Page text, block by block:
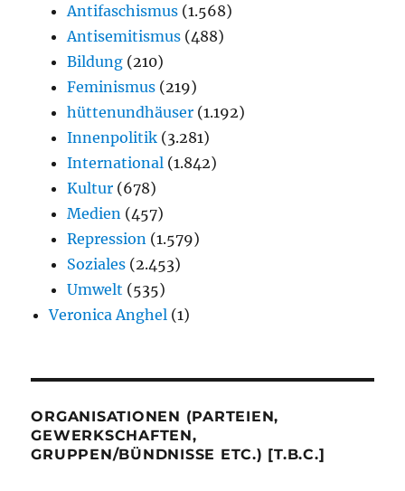
Antifaschismus (1.568)
Antisemitismus (488)
Bildung (210)
Feminismus (219)
hüttenundhäuser (1.192)
Innenpolitik (3.281)
International (1.842)
Kultur (678)
Medien (457)
Repression (1.579)
Soziales (2.453)
Umwelt (535)
Veronica Anghel (1)
ORGANISATIONEN (PARTEIEN,
GEWERKSCHAFTEN,
GRUPPEN/BÜNDNISSE ETC.) [T.B.C.]